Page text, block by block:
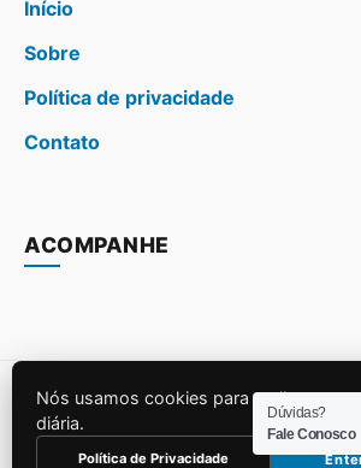
Início
Sobre
Política de privacidade
Contato
ACOMPANHE
© 2026melhoresuplementos.com.br
reservados.
Dúvidas?
Fale Conosco
Nós usamos cookies para melhorar
diária.
Política de Privacidade